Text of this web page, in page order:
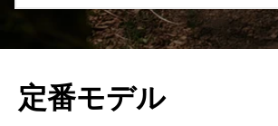
定番モデル